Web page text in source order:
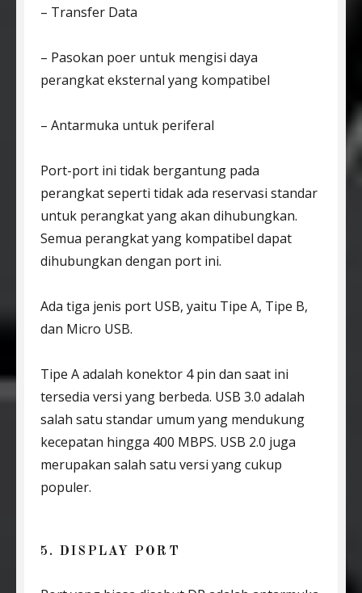
– Transfer Data
– Pasokan poer untuk mengisi daya
perangkat eksternal yang kompatibel
– Antarmuka untuk periferal
Port-port ini tidak bergantung pada
perangkat seperti tidak ada reservasi standar
untuk perangkat yang akan dihubungkan.
Semua perangkat yang kompatibel dapat
dihubungkan dengan port ini.
Ada tiga jenis port USB, yaitu Tipe A, Tipe B,
dan Micro USB.
Tipe A adalah konektor 4 pin dan saat ini
tersedia versi yang berbeda. USB 3.0 adalah
salah satu standar umum yang mendukung
kecepatan hingga 400 MBPS. USB 2.0 juga
merupakan salah satu versi yang cukup
populer.
5. DISPLAY PORT